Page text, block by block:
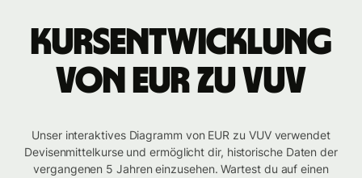
Kursentwicklung
von EUR zu VUV
Unser interaktives Diagramm von EUR zu VUV verwendet
Devisenmittelkurse und ermöglicht dir, historische Daten der
vergangenen 5 Jahren einzusehen. Wartest du auf einen